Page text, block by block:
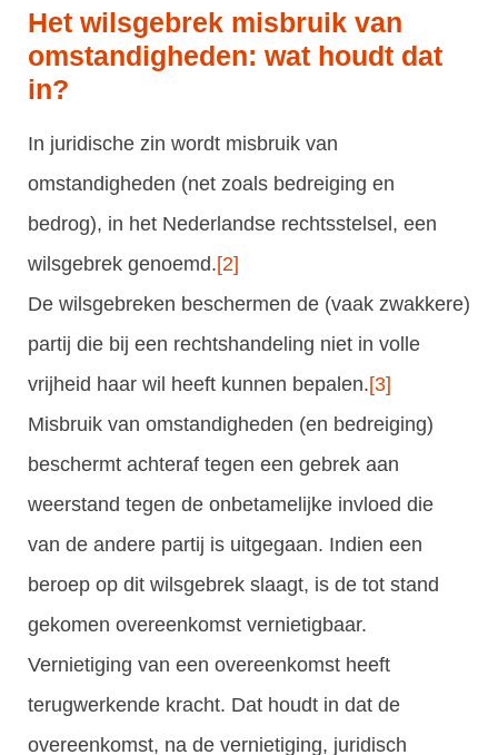
Het wilsgebrek misbruik van
omstandigheden: wat houdt dat
in?
In juridische zin wordt misbruik van
omstandigheden (net zoals bedreiging en
bedrog), in het Nederlandse rechtsstelsel, een
wilsgebrek genoemd.[2]
De wilsgebreken beschermen de (vaak zwakkere)
partij die bij een rechtshandeling niet in volle
vrijheid haar wil heeft kunnen bepalen.[3]
Misbruik van omstandigheden (en bedreiging)
beschermt achteraf tegen een gebrek aan
weerstand tegen de onbetamelijke invloed die
van de andere partij is uitgegaan. Indien een
beroep op dit wilsgebrek slaagt, is de tot stand
gekomen overeenkomst vernietigbaar.
Vernietiging van een overeenkomst heeft
terugwerkende kracht. Dat houdt in dat de
overeenkomst, na de vernietiging, juridisch